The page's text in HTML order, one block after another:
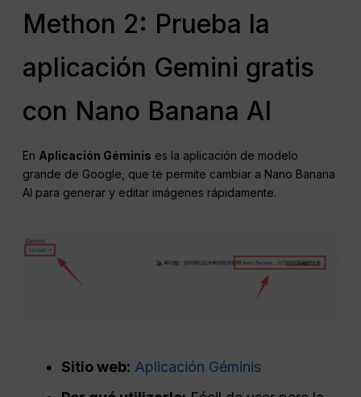
Methon 2: Prueba la
aplicación Gemini gratis
con Nano Banana AI
En Aplicación Géminis es la aplicación de modelo
grande de Google, que te permite cambiar a Nano Banana
AI para generar y editar imágenes rápidamente.
Sitio web: Aplicación Géminis